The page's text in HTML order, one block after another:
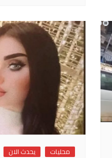
محليات يحدث الان